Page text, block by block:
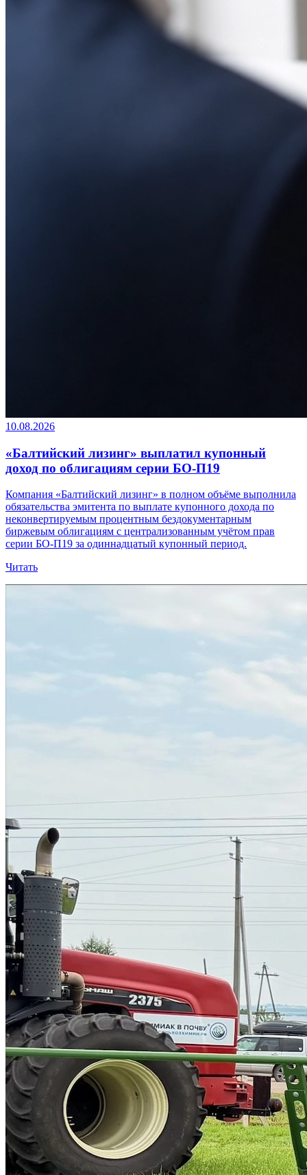
10.08.2026
«Балтийский лизинг» выплатил купонный
доход по облигациям серии БО-П19
Компания «Балтийский лизинг» в полном объёме выполнила
обязательства эмитента по выплате купонного дохода по
неконвертируемым процентным бездокументарным
биржевым облигациям с централизованным учётом прав
серии БО-П19 за одиннадцатый купонный период.
Читать